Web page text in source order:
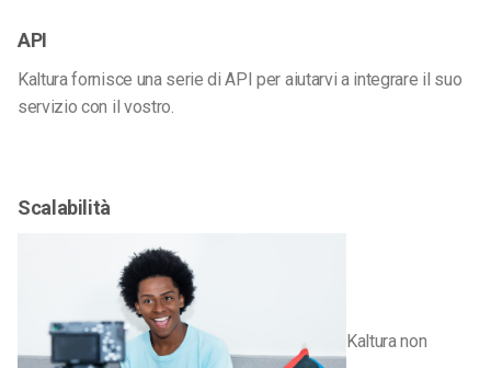
API
Kaltura fornisce una serie di API per aiutarvi a integrare il suo
servizio con il vostro.
Scalabilità
Kaltura non